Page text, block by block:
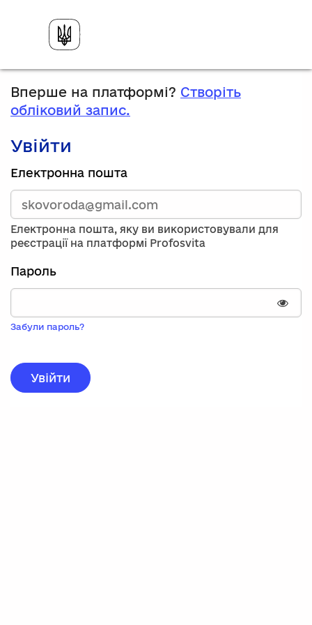
Вперше на платформі? Створіть
обліковий запис.
Увійти
Зареєструйтесь,
використавши
електронну
адресу
та
пароль.
Якщо
вас
немає
запису,
натисніть
реєстрації.
Електронна пошта
Електронна пошта, яку ви використовували для
реєстрації на платформі Profosvita
Пароль
Забули пароль?
Увійти